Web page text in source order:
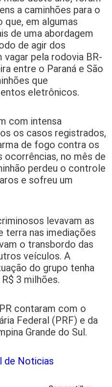
a caminhões para o
que, em algumas
de uma abordagem
de agir dos
pela rodovia BR-
entre o Paraná e São
que
eletrônicos.
com intensa
os casos registrados,
de fogo contra os
ocorrências, no mês de
perdeu o controle
e sofreu um
levavam as
terra nas imediações
o transbordo das
veículos. A
do grupo tenha
3 milhões.
contaram com o
Federal (PRF) e da
Grande do Sul.
de Noticias